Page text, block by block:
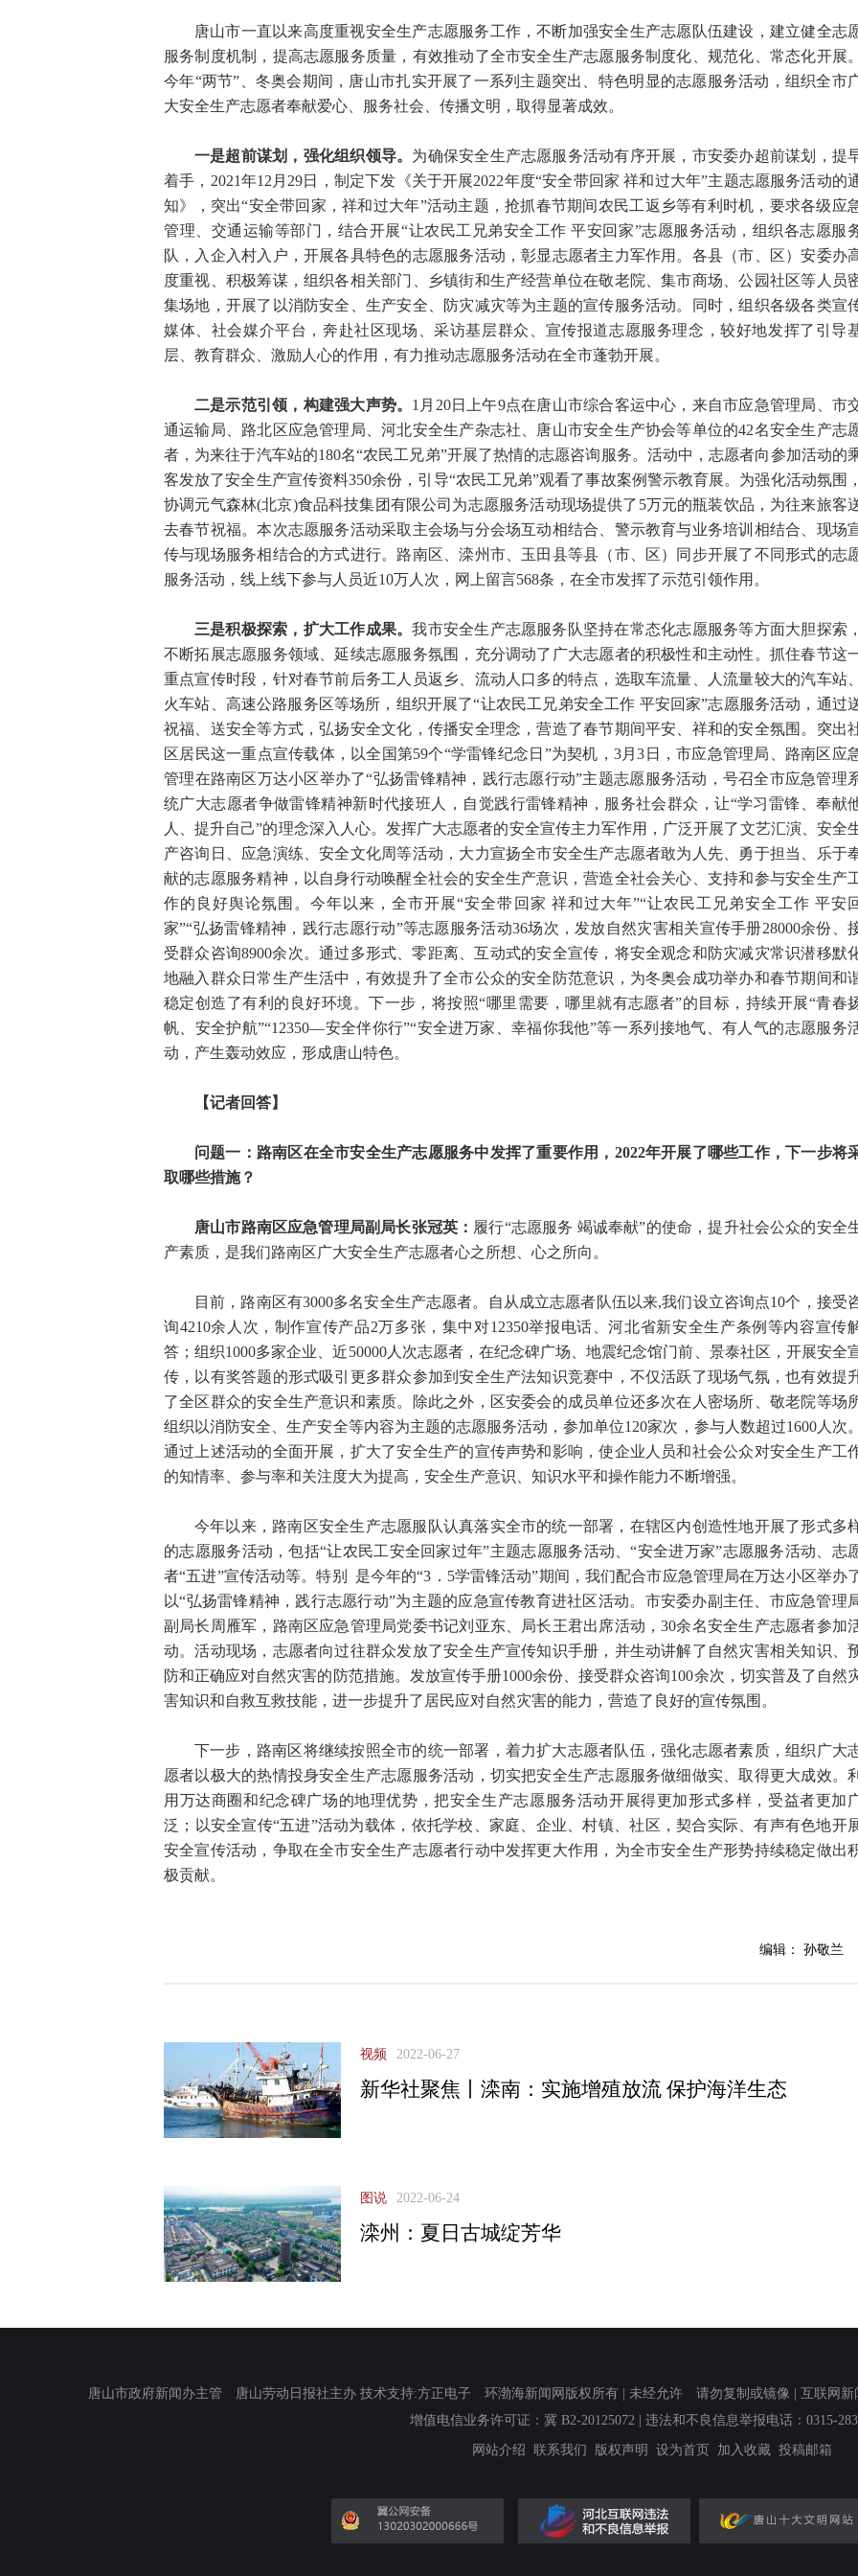
唐山市一直以来高度重视安全生产志愿服务工作，不断加强安全生产志愿队伍建设，建立健全志
服务制度机制，提高志愿服务质量，有效推动了全市安全生产志愿服务制度化、规范化、常态化开展。
今年“两节”、冬奥会期间，唐山市扎实开展了一系列主题突出、特色明显的志愿服务活动，组织全市
大安全生产志愿者奉献爱心、服务社会、传播文明，取得显著成效。
一是超前谋划，强化组织领导。 为确保安全生产志愿服务活动有序开展，市安委办超前谋划，提
着手，2021年12月29日，制定下发《关于开展2022年度“安全带回家 祥和过大年”主题志愿服务活动的
知》，突出“安全带回家，祥和过大年”活动主题，抢抓春节期间农民工返乡等有利时机，要求各级应
管理、交通运输等部门，结合开展“让农民工兄弟安全工作 平安回家”志愿服务活动，组织各志愿服
队，入企入村入户，开展各具特色的志愿服务活动，彰显志愿者主力军作用。各县（市、区）安委办
度重视、积极筹谋，组织各相关部门、乡镇街和生产经营单位在敬老院、集市商场、公园社区等人员
集场地，开展了以消防安全、生产安全、防灾减灾等为主题的宣传服务活动。同时，组织各级各类宣
媒体、社会媒介平台，奔赴社区现场、采访基层群众、宣传报道志愿服务理念，较好地发挥了引导
层、教育群众、激励人心的作用，有力推动志愿服务活动在全市蓬勃开展。
二是示范引领，构建强大声势。 1月20日上午9点在唐山市综合客运中心，来自市应急管理局、市
通运输局、路北区应急管理局、河北安全生产杂志社、唐山市安全生产协会等单位的42名安全生产志
者，为来往于汽车站的180名“农民工兄弟”开展了热情的志愿咨询服务。活动中，志愿者向参加活动的
客发放了安全生产宣传资料350余份，引导“农民工兄弟”观看了事故案例警示教育展。为强化活动氛围，
协调元气森林(北京)食品科技集团有限公司为志愿服务活动现场提供了5万元的瓶装饮品，为往来旅客
去春节祝福。本次志愿服务活动采取主会场与分会场互动相结合、警示教育与业务培训相结合、现场
传与现场服务相结合的方式进行。路南区、滦州市、玉田县等县（市、区）同步开展了不同形式的志
服务活动，线上线下参与人员近10万人次，网上留言568条，在全市发挥了示范引领作用。
三是积极探索，扩大工作成果。我市安全生产志愿服务队坚持在常态化志愿服务等方面大胆探索，
不断拓展志愿服务领域、延续志愿服务氛围，充分调动了广大志愿者的积极性和主动性。抓住春节这
重点宣传时段，针对春节前后务工人员返乡、流动人口多的特点，选取车流量、人流量较大的汽车站、
火车站、高速公路服务区等场所，组织开展了“让农民工兄弟安全工作 平安回家”志愿服务活动，通过
祝福、送安全等方式，弘扬安全文化，传播安全理念，营造了春节期间平安、祥和的安全氛围。突出
区居民这一重点宣传载体，以全国第59个“学雷锋纪念日”为契机，3月3日，市应急管理局、路南区应
管理在路南区万达小区举办了“弘扬雷锋精神，践行志愿行动”主题志愿服务活动，号召全市应急管理
统广大志愿者争做雷锋精神新时代接班人，自觉践行雷锋精神，服务社会群众，让“学习雷锋、奉献
人、提升自己”的理念深入人心。发挥广大志愿者的安全宣传主力军作用，广泛开展了文艺汇演、安全
产咨询日、应急演练、安全文化周等活动，大力宣扬全市安全生产志愿者敢为人先、勇于担当、乐于
献的志愿服务精神，以自身行动唤醒全社会的安全生产意识，营造全社会关心、支持和参与安全生产
作的良好舆论氛围。今年以来，全市开展“安全带回家 祥和过大年”“让农民工兄弟安全工作 平安
家”“弘扬雷锋精神，践行志愿行动”等志愿服务活动36场次，发放自然灾害相关宣传手册28000余份、
受群众咨询8900余次。通过多形式、零距离、互动式的安全宣传，将安全观念和防灾减灾常识潜移默
地融入群众日常生产生活中，有效提升了全市公众的安全防范意识，为冬奥会成功举办和春节期间和
稳定创造了有利的良好环境。下一步，将按照“哪里需要，哪里就有志愿者”的目标，持续开展“青春
帆、安全护航”“12350—安全伴你行”“安全进万家、幸福你我他”等一系列接地气、有人气的志愿服务
动，产生轰动效应，形成唐山特色。
【记者回答】
问题一：路南区在全市安全生产志愿服务中发挥了重要作用，2022年开展了哪些工作，下一步将
取哪些措施？
唐山市路南区应急管理局副局长张冠英： 履行“志愿服务 竭诚奉献”的使命，提升社会公众的安全
产素质，是我们路南区广大安全生产志愿者心之所想、心之所向。
目前，路南区有3000多名安全生产志愿者。自从成立志愿者队伍以来,我们设立咨询点10个，接受
询4210余人次，制作宣传产品2万多张，集中对12350举报电话、河北省新安全生产条例等内容宣传
答；组织1000多家企业、近50000人次志愿者，在纪念碑广场、地震纪念馆门前、景泰社区，开展安全
传，以有奖答题的形式吸引更多群众参加到安全生产法知识竞赛中，不仅活跃了现场气氛，也有效提
了全区群众的安全生产意识和素质。除此之外，区安委会的成员单位还多次在人密场所、敬老院等场
组织以消防安全、生产安全等内容为主题的志愿服务活动，参加单位120家次，参与人数超过1600人次。
通过上述活动的全面开展，扩大了安全生产的宣传声势和影响，使企业人员和社会公众对安全生产工
的知情率、参与率和关注度大为提高，安全生产意识、知识水平和操作能力不断增强。
今年以来，路南区安全生产志愿服队认真落实全市的统一部署，在辖区内创造性地开展了形式多
的志愿服务活动，包括“让农民工安全回家过年”主题志愿服务活动、“安全进万家”志愿服务活动、志
者“五进”宣传活动等。特别 是今年的“3．5学雷锋活动”期间，我们配合市应急管理局在万达小区举办
以“弘扬雷锋精神，践行志愿行动”为主题的应急宣传教育进社区活动。市安委办副主任、市应急管理
副局长周雁军，路南区应急管理局党委书记刘亚东、局长王君出席活动，30余名安全生产志愿者参加
动。活动现场，志愿者向过往群众发放了安全生产宣传知识手册，并生动讲解了自然灾害相关知识、
防和正确应对自然灾害的防范措施。发放宣传手册1000余份、接受群众咨询100余次，切实普及了自然
害知识和自救互救技能，进一步提升了居民应对自然灾害的能力，营造了良好的宣传氛围。
下一步，路南区将继续按照全市的统一部署，着力扩大志愿者队伍，强化志愿者素质，组织广大
愿者以极大的热情投身安全生产志愿服务活动，切实把安全生产志愿服务做细做实、取得更大成效。利
用万达商圈和纪念碑广场的地理优势，把安全生产志愿服务活动开展得更加形式多样，受益者更加
泛；以安全宣传“五进”活动为载体，依托学校、家庭、企业、村镇、社区，契合实际、有声有色地开
安全宣传活动，争取在全市安全生产志愿者行动中发挥更大作用，为全市安全生产形势持续稳定做出
极贡献。
编辑： 孙敬兰
视频 2022-06-27
新华社聚焦丨滦南：实施增殖放流 保护海洋生态
图说 2022-06-24
滦州：夏日古城绽芳华
唐山市政府新闻办主管 唐山劳动日报社主办 技术支持:方正电子 环渤海新闻网版权所有 | 未经允许 请勿复制或镜像 | 互联网新
增值电信业务许可证：冀 B2-20125072 | 违法和不良信息举报电话：0315-
网站介绍 联系我们 版权声明 设为首页 加入收藏 投稿邮箱